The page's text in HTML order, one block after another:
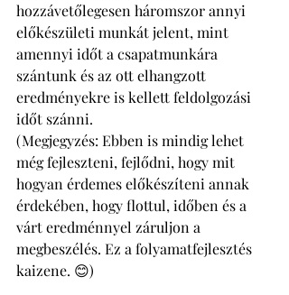
hozzávetőlegesen háromszor annyi
előkészületi munkát jelent, mint
amennyi időt a csapatmunkára
szántunk és az ott elhangzott
eredményekre is kellett feldolgozási
időt szánni.
(Megjegyzés: Ebben is mindig lehet
még fejleszteni, fejlődni, hogy mit
hogyan érdemes előkészíteni annak
érdekében, hogy flottul, időben és a
várt eredménnyel záruljon a
megbeszélés. Ez a folyamatfejlesztés
kaizene. 😊)